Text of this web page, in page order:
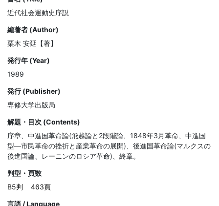
近代社会運動史序説
編著者 (Author)
栗木 安延【著】
発行年 (Year)
1989
発行 (Publisher)
専修大学出版局
解題・目次 (Contents)
序章、中進国革命論(飛越論と2段階論、1848年3月革命、中進国
型—市民革命の挫折と産業革命の展開)、後進国革命論(マルクスの
後進国論、レーニンのロシア革命)、終章。
判型・頁数
B5判
463頁
言語 / Language